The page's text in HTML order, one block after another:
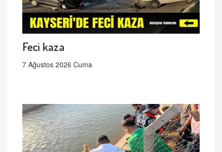
Feci kaza
7 Ağustos 2026 Cuma